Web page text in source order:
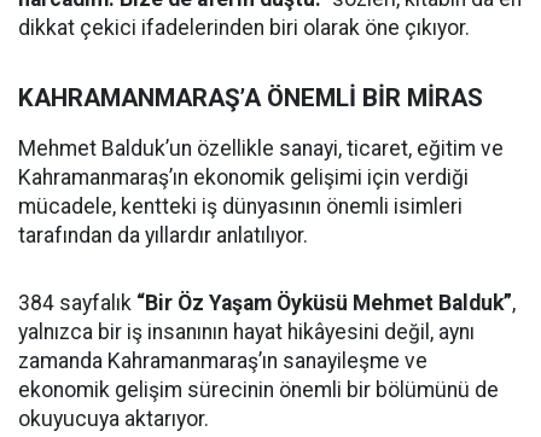
dikkat çekici ifadelerinden biri olarak öne çıkıyor.
KAHRAMANMARAŞ’A ÖNEMLİ BİR MİRAS
Mehmet Balduk’un özellikle sanayi, ticaret, eğitim ve
Kahramanmaraş’ın ekonomik gelişimi için verdiği
mücadele, kentteki iş dünyasının önemli isimleri
tarafından da yıllardır anlatılıyor.
384 sayfalık “Bir Öz Yaşam Öyküsü Mehmet Balduk”,
yalnızca bir iş insanının hayat hikâyesini değil, aynı
zamanda Kahramanmaraş’ın sanayileşme ve
ekonomik gelişim sürecinin önemli bir bölümünü de
okuyucuya aktarıyor.